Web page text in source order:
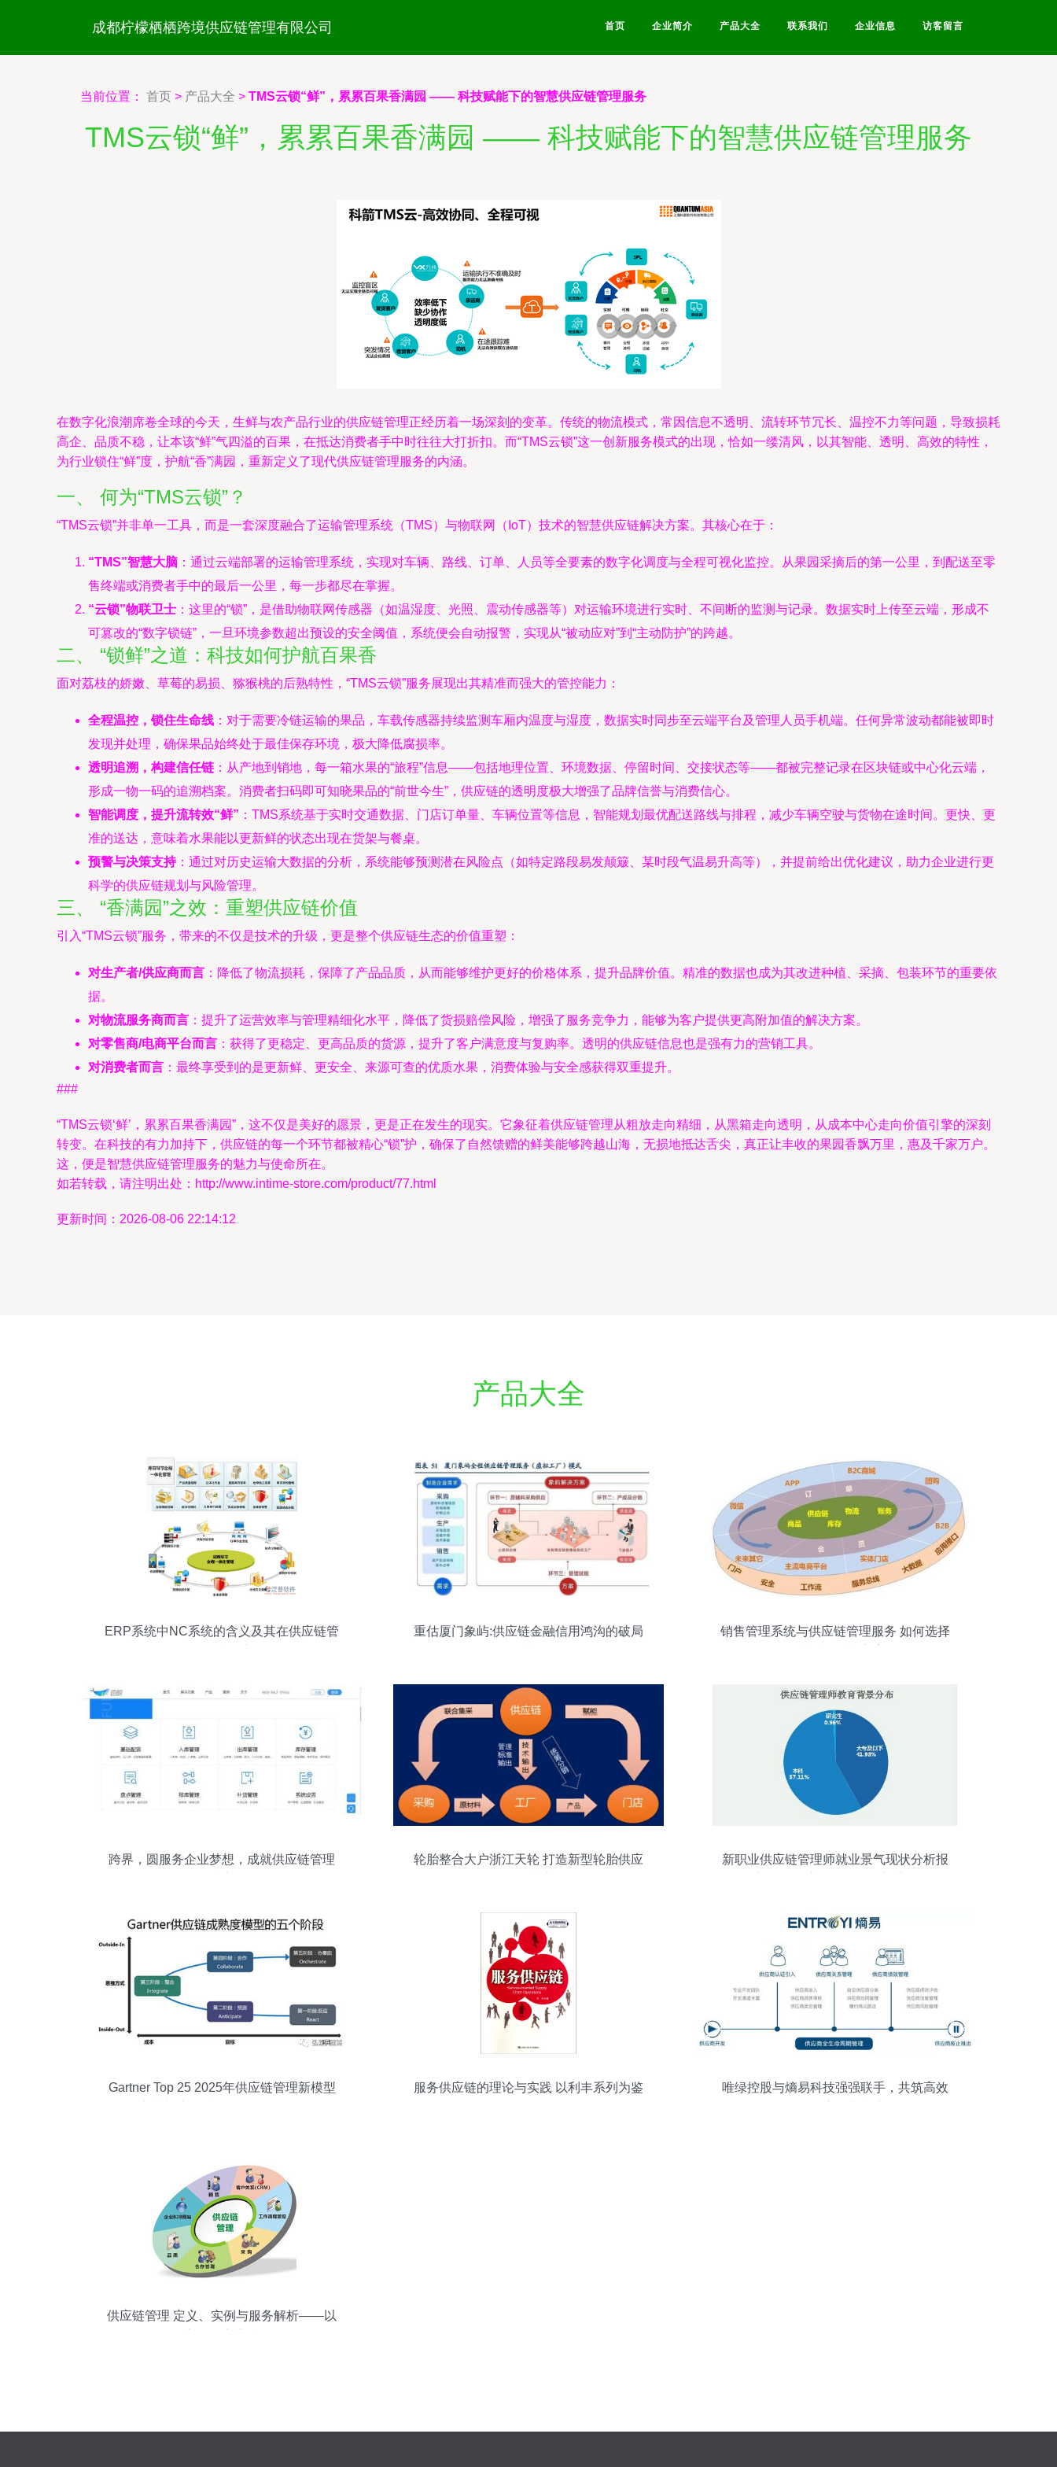
成都柠檬栖栖跨境供应链管理有限公司 首页 企业简介 产品大全 联系我们 企业信息 访客留言
当前位置： 首页 > 产品大全 > TMS云锁“鲜”，累累百果香满园 —— 科技赋能下的智慧供应链管理服务
TMS云锁“鲜”，累累百果香满园 —— 科技赋能下的智慧供应链管理服务
在数字化浪潮席卷全球的今天，生鲜与农产品行业的供应链管理正经历着一场深刻的变革。传统的物流模式，常因信息不透明、流转环节冗长、温控不力等问题，导致损耗
高企、品质不稳，让本该“鲜”气四溢的百果，在抵达消费者手中时往往大打折扣。而“TMS云锁”这一创新服务模式的出现，恰如一缕清风，以其智能、透明、高效的特性，
为行业锁住“鲜”度，护航“香”满园，重新定义了现代供应链管理服务的内涵。
一、 何为“TMS云锁”？
“TMS云锁”并非单一工具，而是一套深度融合了运输管理系统（TMS）与物联网（IoT）技术的智慧供应链解决方案。其核心在于：
“TMS”智慧大脑 ：通过云端部署的运输管理系统，实现对车辆、路线、订单、人员等全要素的数字化调度与全程可视化监控。从果园采摘后的第一公里，到配送至零
售终端或消费者手中的最后一公里，每一步都尽在掌握。
“云锁”物联卫士 ：这里的“锁”，是借助物联网传感器（如温湿度、光照、震动传感器等）对运输环境进行实时、不间断的监测与记录。数据实时上传至云端，形成不
可篡改的“数字锁链”，一旦环境参数超出预设的安全阈值，系统便会自动报警，实现从“被动应对”到“主动防护”的跨越。
二、 “锁鲜”之道：科技如何护航百果香
面对荔枝的娇嫩、草莓的易损、猕猴桃的后熟特性，“TMS云锁”服务展现出其精准而强大的管控能力：
全程温控，锁住生命线 ：对于需要冷链运输的果品，车载传感器持续监测车厢内温度与湿度，数据实时同步至云端平台及管理人员手机端。任何异常波动都能被即时
发现并处理，确保果品始终处于最佳保存环境，极大降低腐损率。
透明追溯，构建信任链 ：从产地到销地，每一箱水果的“旅程”信息——包括地理位置、环境数据、停留时间、交接状态等——都被完整记录在区块链或中心化云端，
形成一物一码的追溯档案。消费者扫码即可知晓果品的“前世今生”，供应链的透明度极大增强了品牌信誉与消费信心。
智能调度，提升流转效“鲜” ：TMS系统基于实时交通数据、门店订单量、车辆位置等信息，智能规划最优配送路线与排程，减少车辆空驶与货物在途时间。更快、更
准的送达，意味着水果能以更新鲜的状态出现在货架与餐桌。
预警与决策支持：通过对历史运输大数据的分析，系统能够预测潜在风险点（如特定路段易发颠簸、某时段气温易升高等），并提前给出优化建议，助力企业进行更
科学的供应链规划与风险管理。
三、 “香满园”之效：重塑供应链价值
引入“TMS云锁”服务，带来的不仅是技术的升级，更是整个供应链生态的价值重塑：
对生产者/供应商而言 ：降低了物流损耗，保障了产品品质，从而能够维护更好的价格体系，提升品牌价值。精准的数据也成为其改进种植、采摘、包装环节的重要依
据。
对物流服务商而言 ：提升了运营效率与管理精细化水平，降低了货损赔偿风险，增强了服务竞争力，能够为客户提供更高附加值的解决方案。
对零售商/电商平台而言 ：获得了更稳定、更高品质的货源，提升了客户满意度与复购率。透明的供应链信息也是强有力的营销工具。
对消费者而言 ：最终享受到的是更新鲜、更安全、来源可查的优质水果，消费体验与安全感获得双重提升。
###
“TMS云锁‘鲜’，累累百果香满园”，这不仅是美好的愿景，更是正在发生的现实。它象征着供应链管理从粗放走向精细，从黑箱走向透明，从成本中心走向价值引擎的深刻
转变。在科技的有力加持下，供应链的每一个环节都被精心“锁”护，确保了自然馈赠的鲜美能够跨越山海，无损地抵达舌尖，真正让丰收的果园香飘万里，惠及千家万户。
这，便是智慧供应链管理服务的魅力与使命所在。
如若转载，请注明出处：http://www.intime-store.com/product/77.html
更新时间：2026-08-06 22:14:12
产品大全
ERP系统中NC系统的含义及其在供应链管
重估厦门象屿:供应链金融信用鸿沟的破局
销售管理系统与供应链管理服务 如何选择
跨界，圆服务企业梦想，成就供应链管理
轮胎整合大户浙江天轮 打造新型轮胎供应
新职业供应链管理师就业景气现状分析报
Gartner Top 25 2025年供应链管理新模型
服务供应链的理论与实践 以利丰系列为鉴
唯绿控股与熵易科技强强联手，共筑高效
供应链管理 定义、实例与服务解析——以